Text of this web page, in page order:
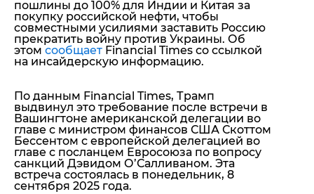
пошлины до 100% для Индии и Китая за
покупку российской нефти, чтобы
совместными усилиями заставить Россию
прекратить войну против Украины. Об
этом сообщает Financial Times со ссылкой
на инсайдерскую информацию.
По данным Financial Times, Трамп
выдвинул это требование после встречи в
Вашингтоне американской делегации во
главе с министром финансов США Скоттом
Бессентом с европейской делегацией во
главе с посланцем Евросоюза по вопросу
санкций Дэвидом О’Салливаном. Эта
встреча состоялась в понедельник, 8
сентября 2025 года.